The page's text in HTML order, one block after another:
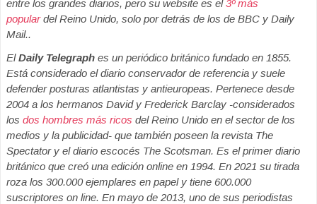
entre los grandes diarios, pero su website es el3º más
populardel Reino Unido, solo por detrás de los de BBC y Daily
Mail..
ElDaily Telegraph es un periódico británico fundado en 1855.
Está considerado el diario conservador de referencia y suele
defender posturas atlantistas y antieuropeas. Pertenece desde
2004 a los hermanos David y Frederick Barclay -considerados
los dos hombres más ricos del Reino Unido en el sector de los
medios y la publicidad- que también poseen la revista The
Spectator y el diario escocés The Scotsman. Es el primer diario
británico que creó una edición online en 1994. En 2021 su tirada
roza los 300.000 ejemplares en papel y tiene 600.000
suscriptores on line. En mayo de 2013, uno de sus periodistas